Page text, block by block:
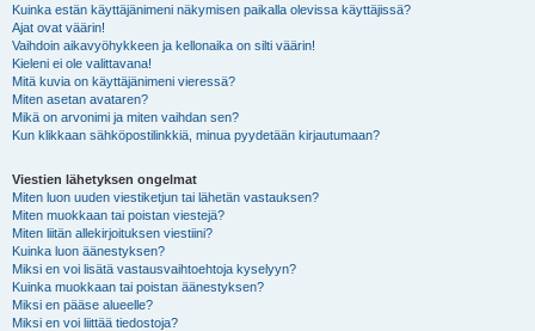
Kuinka estän käyttäjänimeni näkymisen paikalla olevissa käyttäjissä?
Ajat ovat väärin!
Vaihdoin aikavyöhykkeen ja kellonaika on silti väärin!
Kieleni ei ole valittavana!
Mitä kuvia on käyttäjänimeni vieressä?
Miten asetan avataren?
Mikä on arvonimi ja miten vaihdan sen?
Kun klikkaan sähköpostilinkkiä, minua pyydetään kirjautumaan?
Viestien lähetyksen ongelmat
Miten luon uuden viestiketjun tai lähetän vastauksen?
Miten muokkaan tai poistan viestejä?
Miten liitän allekirjoituksen viestiini?
Kuinka luon äänestyksen?
Miksi en voi lisätä vastausvaihtoehtoja kyselyyn?
Kuinka muokkaan tai poistan äänestyksen?
Miksi en pääse alueelle?
Miksi en voi liittää tiedostoja?